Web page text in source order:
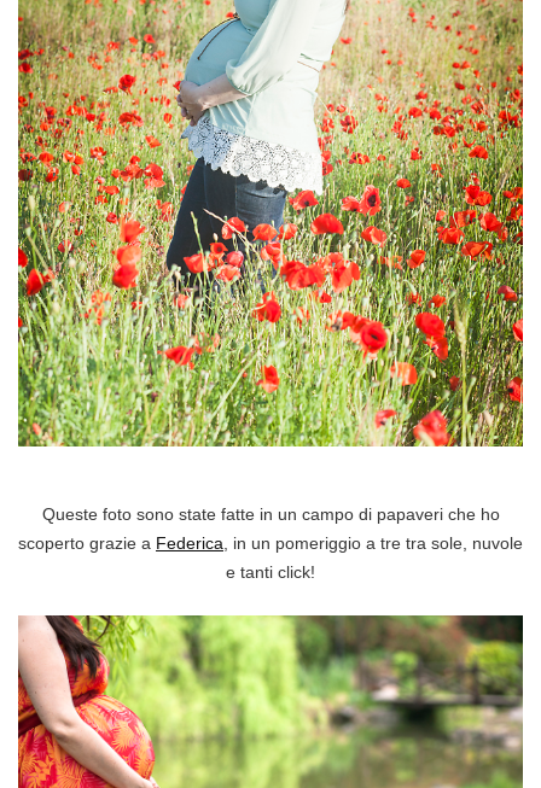
Queste foto sono state fatte in un campo di papaveri che ho
scoperto grazie a Federica, in un pomeriggio a tre tra sole, nuvole
e tanti click!